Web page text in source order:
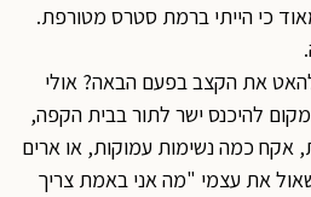
כי הייתי ברמת סטרס מטורפת.
את הקצב בפעם הבאה? אולי
להיכנס ישר לתור בבית הקפה,
אקח כמה נשימות עמוקות, או ארים
את עצמי "מה אני באמת צריך